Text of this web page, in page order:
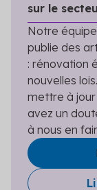
sur le
Notre
publie des
: rénovation
nouvelles
mettre à jour
avez un
à nous en